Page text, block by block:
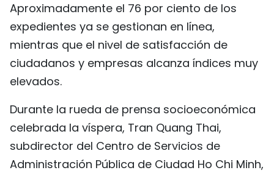
FRANÇAIS
Aproximadamente el 76 por ciento de los
expedientes ya se gestionan en línea,
mientras que el nivel de satisfacción de
ciudadanos y empresas alcanza índices muy
elevados.
Durante la rueda de prensa socioeconómica
celebrada la víspera, Tran Quang Thai,
subdirector del Centro de Servicios de
Administración Pública de Ciudad Ho Chi Minh,